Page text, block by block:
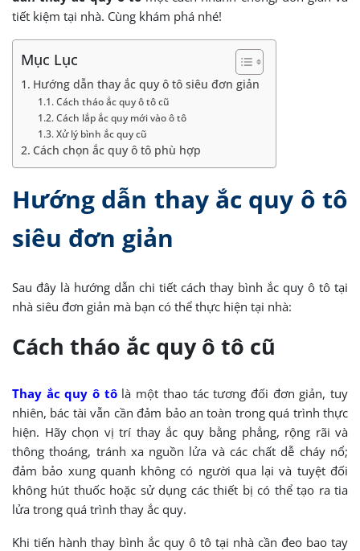
tiết kiệm tại nhà. Cùng khám phá nhé!
Mục Lục
Hướng dẫn thay ắc quy ô tô siêu đơn giản
Cách tháo ắc quy ô tô cũ
Cách lắp ắc quy mới vào ô tô
Xử lý bình ắc quy cũ
Cách chọn ắc quy ô tô phù hợp
Hướng dẫn thay ắc quy ô tô
siêu đơn giản
Sau đây là hướng dẫn chi tiết cách thay bình ắc quy ô tô tại
nhà siêu đơn giản mà bạn có thể thực hiện tại nhà:
Cách tháo ắc quy ô tô cũ
Thay ắc quy ô tôlà một thao tác tương đối đơn giản, tuy
nhiên, bác tài vẫn cần đảm bảo an toàn trong quá trình thực
hiện. Hãy chọn vị trí thay ắc quy bằng phẳng, rộng rãi và
thông thoáng, tránh xa nguồn lửa và các chất dễ cháy nổ;
đảm bảo xung quanh không có người qua lại và tuyệt đối
không hút thuốc hoặc sử dụng các thiết bị có thể tạo ra tia
lửa trong quá trình thay ắc quy.
Khi tiến hành thay bình ắc quy ô tô tại nhà cần đeo bao tay